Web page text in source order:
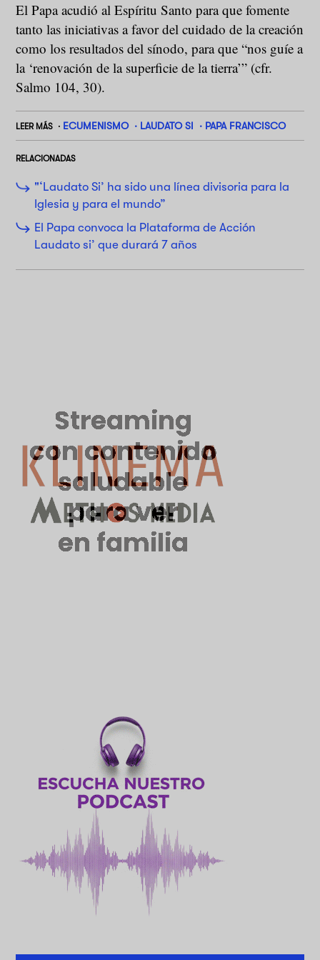
El Papa acudió al Espíritu Santo para que fomente
tanto las iniciativas a favor del cuidado de la creación
como los resultados del sínodo, para que “nos guíe a
la ‘renovación de la superficie de la tierra’” (cfr.
Salmo 104, 30).
LEER MÁS ECUMENISMO LAUDATO SI PAPA FRANCISCO
RELACIONADAS
"‘Laudato Si’ ha sido una línea divisoria para la
Iglesia y para el mundo”
El Papa convoca la Plataforma de Acción
Laudato si’ que durará 7 años